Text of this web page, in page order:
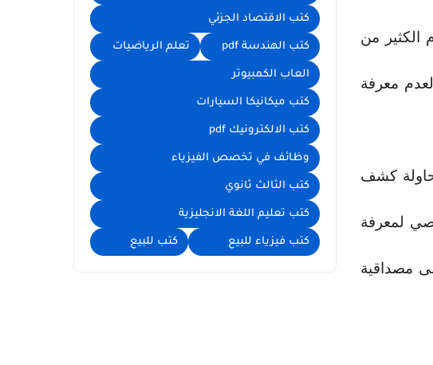
الكثير من
معرفة
كشف
لمعرفة
مصداقية
كتب الاقتصاد الجزئي
كتب الهندسة pdf تعلم الرياضيات
العاب الكمبيوتر
كتب ميكانيكا السيارات
كتب الالكترونيك pdf
وظائف في تخصص الفيزياء
كتب الثالث ثانوي
كتب تعليم اللغة الانجليزية
كتب فيزياء للبيع كتب للبيع